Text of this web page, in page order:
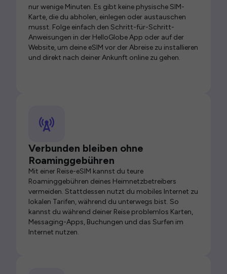
nur wenige Minuten. Es gibt keine physische SIM-
Karte, die du abholen, einlegen oder austauschen
musst. Folge einfach den Schritt-für-Schritt-
Anweisungen in der HelloGlobe App oder auf der
Website, um deine eSIM vor der Abreise zu installieren
und direkt nach deiner Ankunft online zu gehen.
Verbunden bleiben ohne
Roaminggebühren
Mit einer Reise-eSIM kannst du teure
Roaminggebühren deines Heimnetzbetreibers
vermeiden. Stattdessen nutzt du mobiles Internet zu
lokalen Tarifen, während du unterwegs bist. So
kannst du während deiner Reise problemlos Karten,
Messaging-Apps, Buchungen und das Surfen im
Internet nutzen.